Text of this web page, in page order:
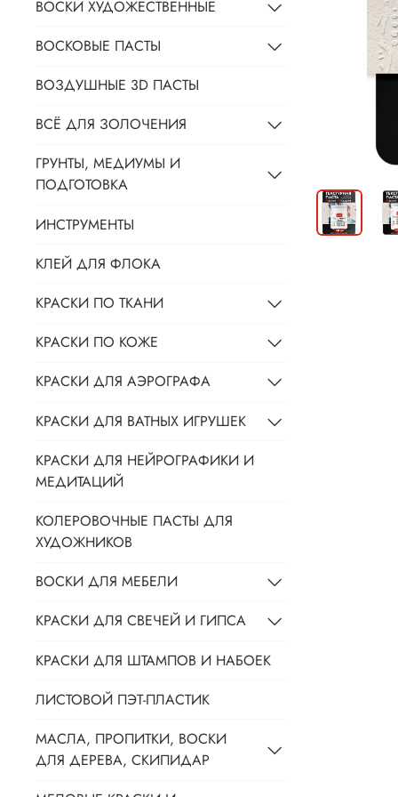
ВОСКИ ХУДОЖЕСТВЕННЫЕ
ВОСКОВЫЕ ПАСТЫ
ВОЗДУШНЫЕ 3D ПАСТЫ
ВСЁ ДЛЯ ЗОЛОЧЕНИЯ
ГРУНТЫ, МЕДИУМЫ И
ПОДГОТОВКА
ИНСТРУМЕНТЫ
КЛЕЙ ДЛЯ ФЛОКА
КРАСКИ ПО ТКАНИ
КРАСКИ ПО КОЖЕ
КРАСКИ ДЛЯ АЭРОГРАФА
КРАСКИ ДЛЯ ВАТНЫХ ИГРУШЕК
КРАСКИ ДЛЯ НЕЙРОГРАФИКИ И
МЕДИТАЦИЙ
КОЛЕРОВОЧНЫЕ ПАСТЫ ДЛЯ
ХУДОЖНИКОВ
ВОСКИ ДЛЯ МЕБЕЛИ
КРАСКИ ДЛЯ СВЕЧЕЙ И ГИПСА
КРАСКИ ДЛЯ ШТАМПОВ И НАБОЕК
ЛИСТОВОЙ ПЭТ-ПЛАСТИК
МАСЛА, ПРОПИТКИ, ВОСКИ
ДЛЯ ДЕРЕВА, СКИПИДАР